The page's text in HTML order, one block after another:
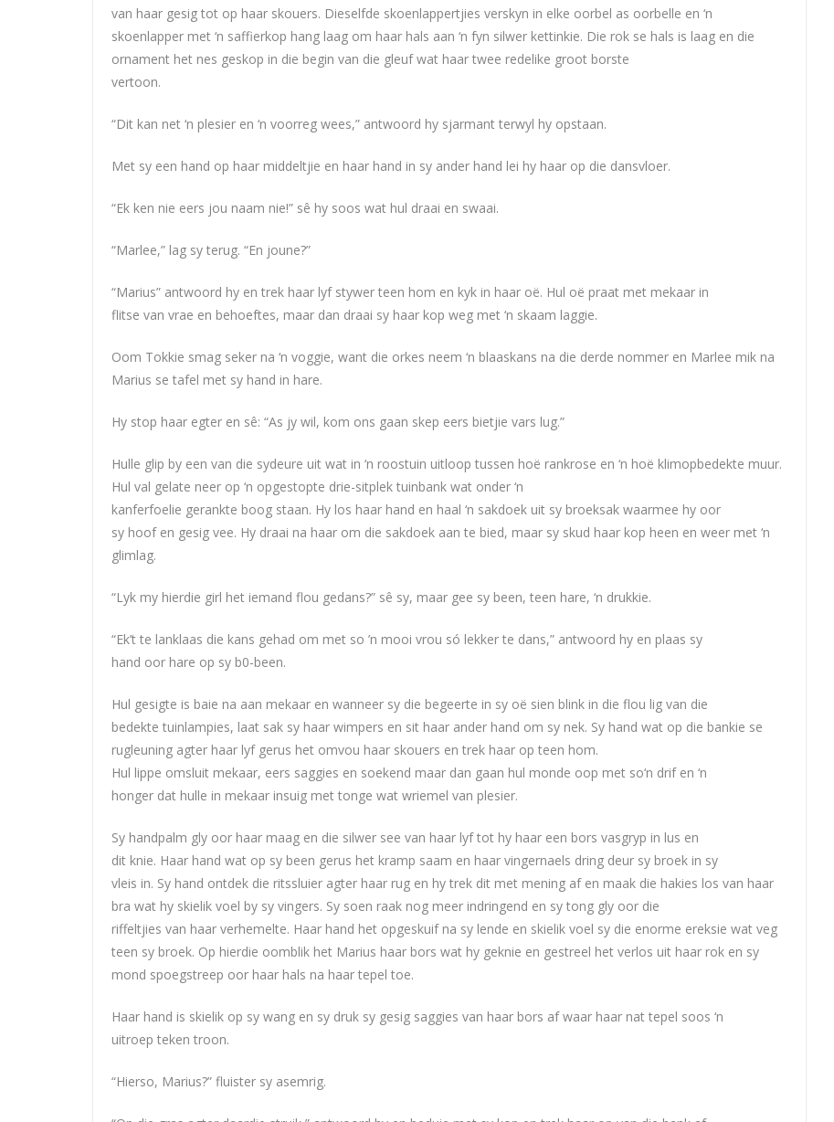
van haar gesig tot op haar skouers. Dieselfde skoenlappertjies verskyn in elke oorbel as oorbelle en ‘n
skoenlapper met ‘n saffierkop hang laag om haar hals aan ‘n fyn silwer kettinkie. Die rok se hals is laag en die
ornament het nes geskop in die begin van die gleuf wat haar twee redelike groot borste
vertoon.
“Dit kan net ‘n plesier en ‘n voorreg wees,” antwoord hy sjarmant terwyl hy opstaan.
Met sy een hand op haar middeltjie en haar hand in sy ander hand lei hy haar op die dansvloer.
“Ek ken nie eers jou naam nie!” sê hy soos wat hul draai en swaai.
“Marlee,” lag sy terug. “En joune?”
“Marius” antwoord hy en trek haar lyf stywer teen hom en kyk in haar oë. Hul oë praat met mekaar in
flitse van vrae en behoeftes, maar dan draai sy haar kop weg met ‘n skaam laggie.
Oom Tokkie smag seker na ‘n voggie, want die orkes neem ‘n blaaskans na die derde nommer en Marlee mik na
Marius se tafel met sy hand in hare.
Hy stop haar egter en sê: “As jy wil, kom ons gaan skep eers bietjie vars lug.”
Hulle glip by een van die sydeure uit wat in ‘n roostuin uitloop tussen hoë rankrose en ‘n hoë klimopbedekte muur.
Hul val gelate neer op ‘n opgestopte drie-sitplek tuinbank wat onder ‘n
kanferfoelie gerankte boog staan. Hy los haar hand en haal ‘n sakdoek uit sy broeksak waarmee hy oor
sy hoof en gesig vee. Hy draai na haar om die sakdoek aan te bied, maar sy skud haar kop heen en weer met ‘n
glimlag.
“Lyk my hierdie girl het iemand flou gedans?” sê sy, maar gee sy been, teen hare, ‘n drukkie.
“Ek’t te lanklaas die kans gehad om met so ’n mooi vrou só lekker te dans,” antwoord hy en plaas sy
hand oor hare op sy b0-been.
Hul gesigte is baie na aan mekaar en wanneer sy die begeerte in sy oë sien blink in die flou lig van die
bedekte tuinlampies, laat sak sy haar wimpers en sit haar ander hand om sy nek. Sy hand wat op die bankie se
rugleuning agter haar lyf gerus het omvou haar skouers en trek haar op teen hom.
Hul lippe omsluit mekaar, eers saggies en soekend maar dan gaan hul monde oop met so‘n drif en ‘n
honger dat hulle in mekaar insuig met tonge wat wriemel van plesier.
Sy handpalm gly oor haar maag en die silwer see van haar lyf tot hy haar een bors vasgryp in lus en
dit knie. Haar hand wat op sy been gerus het kramp saam en haar vingernaels dring deur sy broek in sy
vleis in. Sy hand ontdek die ritssluier agter haar rug en hy trek dit met mening af en maak die hakies los van haar
bra wat hy skielik voel by sy vingers. Sy soen raak nog meer indringend en sy tong gly oor die
riffeltjies van haar verhemelte. Haar hand het opgeskuif na sy lende en skielik voel sy die enorme ereksie wat veg
teen sy broek. Op hierdie oomblik het Marius haar bors wat hy geknie en gestreel het verlos uit haar rok en sy
mond spoegstreep oor haar hals na haar tepel toe.
Haar hand is skielik op sy wang en sy druk sy gesig saggies van haar bors af waar haar nat tepel soos ‘n
uitroep teken troon.
“Hierso, Marius?” fluister sy asemrig.